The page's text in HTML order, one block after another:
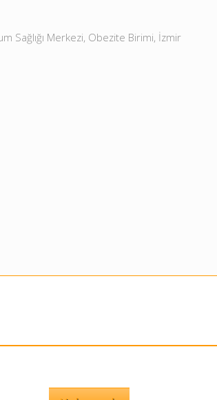
Sağlığı Merkezi, Obezite Birimi, İzmir